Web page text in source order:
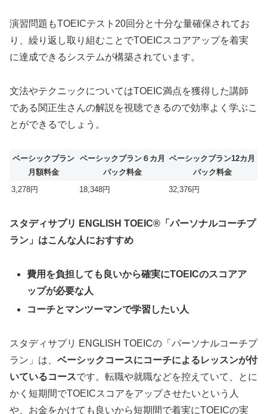
演習問題もTOEICテスト20回分と十分な量確保されてお
り、繰り返し取り組むことでTOEICスコアアップを着実
に達成できるシステムが構築されています。
文法やテクニックについてはTOEIC満点を獲得した講師
である関正生さんの解説を視聴できるので効率よく学ぶこ
とができるでしょう。
ベーシックプラン
月額料金
ベーシックプラン６カ月
パック料金
ベーシックプラン12カ月
パック料金
3,278円
18,348円 32,376円
スタディサプリ ENGLISH TOEIC®「パーソナルコーチプ
ラン」はこんな人におすすめ
費用を負担しても良いから確実にTOEICのスコアア
ップが必要な人
コーチとマンツーマンで学習したい人
スタディサプリ ENGLISH TOEICの「パーソナルコーチプ
ラン」は、 ベーシックコースにコーチによるレッスンが付
いているコースです。転職や就職などを控えていて、とに
かく短期間でTOEICスコアをアップさせたいという人
や、お金をかけても良いから短期間で着実にTOEICの実